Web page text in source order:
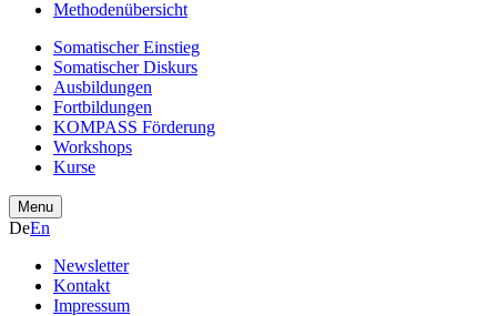
Methodenübersicht
Somatischer Einstieg
Somatischer Diskurs
Ausbildungen
Fortbildungen
KOMPASS Förderung
Workshops
Kurse
Menu
DeEn
Newsletter
Kontakt
Impressum